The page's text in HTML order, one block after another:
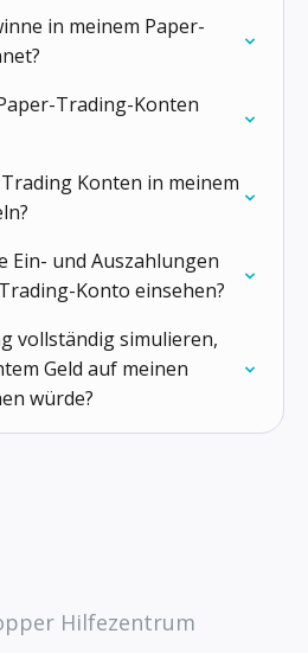
in meinem Paper-
Trading-Konten
Konten in meinem
Ein- und Auszahlungen
Konto einsehen?
vollständig simulieren,
Geld auf meinen
würde?